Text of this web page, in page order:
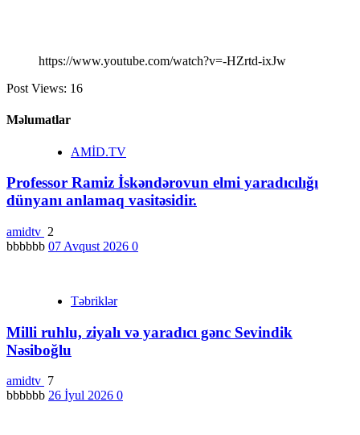
https://www.youtube.com/watch?v=-HZrtd-ixJw
Post Views: 16
Məlumatlar
AMİD.TV
Professor Ramiz İskəndərovun elmi yaradıcılığı
dünyanı anlamaq vasitəsidir.
amidtv 2
bbbbbb 07 Avqust 2026 0
Təbriklər
Milli ruhlu, ziyalı və yaradıcı gənc Sevindik
Nəsiboğlu
amidtv 7
bbbbbb 26 İyul 2026 0